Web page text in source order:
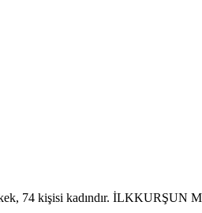
74 kişisi kadındır. İLKKURŞUN